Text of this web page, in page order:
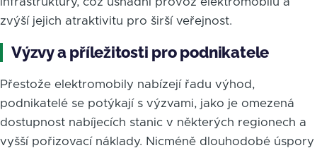
zvýší jejich atraktivitu pro širší veřejnost.
Výzvy a příležitosti pro podnikatele
Přestože elektromobily nabízejí řadu výhod,
podnikatelé se potýkají s výzvami, jako je omezená
dostupnost nabíjecích stanic v některých regionech a
vyšší pořizovací náklady. Nicméně dlouhodobé úspory